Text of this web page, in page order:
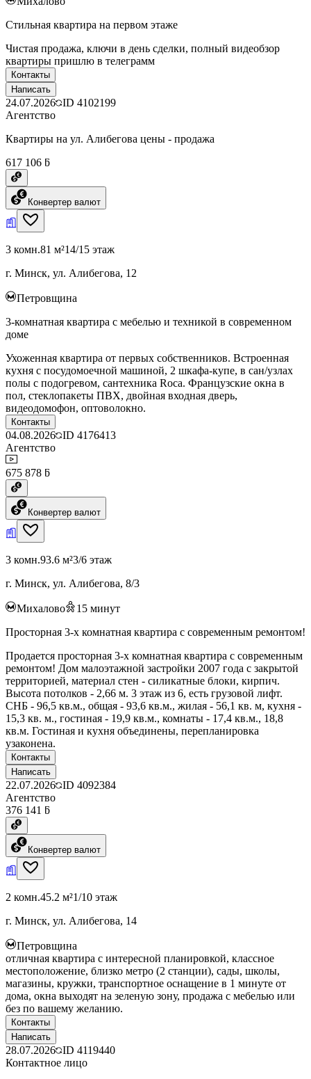
Стильная квартира на первом этаже
Чистая продажа, ключи в день сделки, полный видеобзор
квартиры пришлю в телеграмм
Контакты
Написать
24.07.2026 ID 4102199
Агентство
Квартиры на ул. Алибегова цены - продажа
617 106 ƃ
Конвертер валют
3 комн.81 м²14/15 этаж
г. Минск, ул. Алибегова, 12
Петровщина
3-комнатная квартира с мебелью и техникой в современном
доме
Ухоженная квартира от первых собственников. Встроенная
кухня с посудомоечной машиной, 2 шкафа-купе, в сан/узлах
полы с подогревом, сантехника Roca. Французские окна в
пол, стеклопакеты ПВХ, двойная входная дверь,
видеодомофон, оптоволокно.
Контакты
04.08.2026 ID 4176413
Агентство
675 878 ƃ
Конвертер валют
3 комн.93.6 м²3/6 этаж
г. Минск, ул. Алибегова, 8/3
Михалово 15 минут
Просторная 3-х комнатная квартира с современным ремонтом!
Продается просторная 3-х комнатная квартира с современным
ремонтом! Дом малоэтажной застройки 2007 года с закрытой
территорией, материал стен - силикатные блоки, кирпич.
Высота потолков - 2,66 м. 3 этаж из 6, есть грузовой лифт.
СНБ - 96,5 кв.м., общая - 93,6 кв.м., жилая - 56,1 кв. м, кухня -
15,3 кв. м., гостиная - 19,9 кв.м., комнаты - 17,4 кв.м., 18,8
кв.м. Гостиная и кухня объединены, перепланировка
узаконена.
Контакты
Написать
22.07.2026 ID 4092384
Агентство
376 141 ƃ
Конвертер валют
2 комн.45.2 м²1/10 этаж
г. Минск, ул. Алибегова, 14
Петровщина
отличная квартира с интересной планировкой, классное
местоположение, близко метро (2 станции), сады, школы,
магазины, кружки, транспортное оснащение в 1 минуте от
дома, окна выходят на зеленую зону, продажа с мебелью или
без по вашему желанию.
Контакты
Написать
28.07.2026 ID 4119440
Контактное лицо